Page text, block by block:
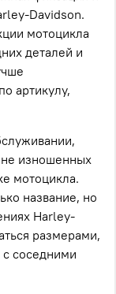
Davidson.
мотоцикла
деталей и
артикулу,
изношенных
мотоцикла.
название, но
Harley-
размерами,
соседними